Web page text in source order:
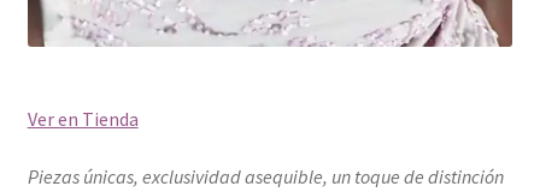
Ver en Tienda
Piezas únicas, exclusividad asequible, un toque de distinción